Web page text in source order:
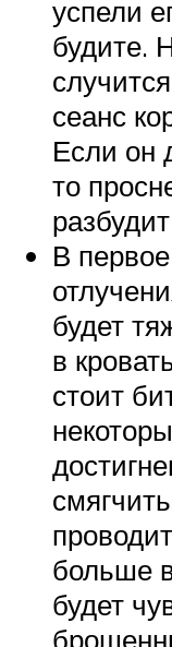
успели
будите.
сеанс
Если он
то
В
будет
в
стоит
больше
будет